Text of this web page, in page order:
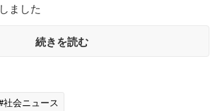
ました
続きを読む
社会ニュース